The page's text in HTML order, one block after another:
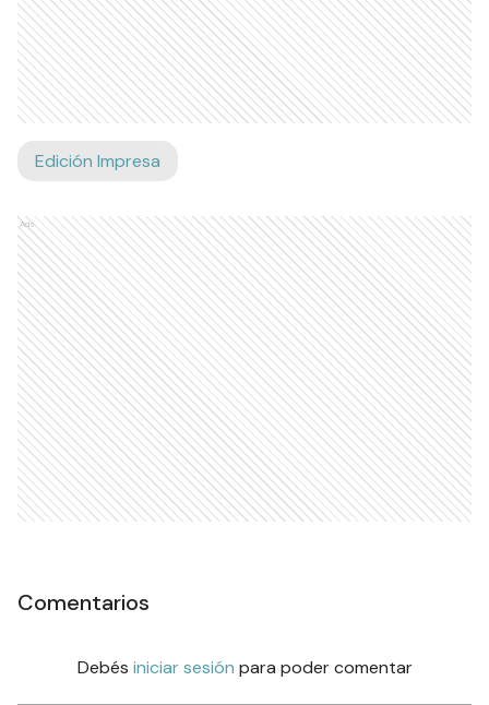
Edición Impresa
Ads
Comentarios
Debés iniciar sesión para poder comentar